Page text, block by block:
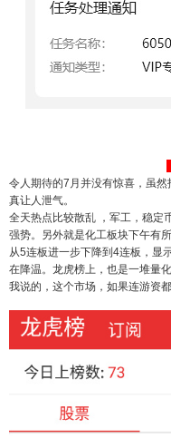
令人期待的7月并没有惊喜，虽然
真让人泄气。
全天热点比较散乱 ，军工，稳定
强势。另外就是化工板块下午有
从5连板进一步下降到4连板，显
在降温。龙虎榜上，也是一堆量
我说的，这个市场，如果连游资